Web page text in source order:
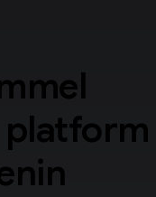
platform